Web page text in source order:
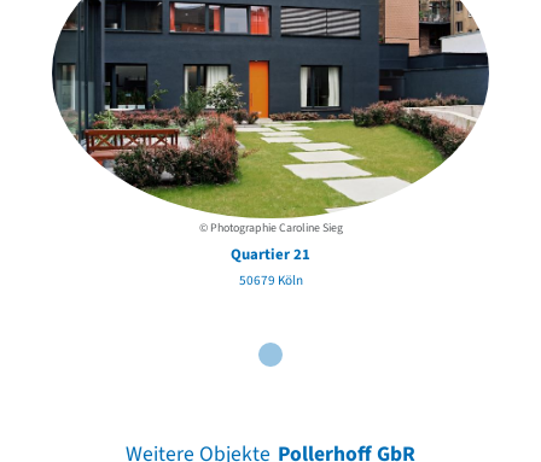
© Photographie Caroline Sieg
Quartier 21
50679 Köln
Weitere Objekte Pollerhoff GbR